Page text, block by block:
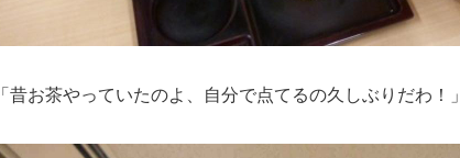
「昔お茶やっていたのよ、自分で点てるの久しぶりだわ！」